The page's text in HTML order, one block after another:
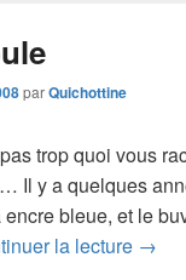
parQuichottine
trop quoi vous
Il y a quelques
bleue, et le
la lecture →